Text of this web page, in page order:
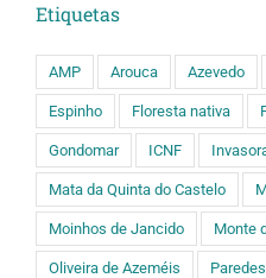
Etiquetas
AMP Arouca Azevedo
Espinho Floresta nativa
Gondomar ICNF
Mata da Quinta do Castelo
Moinhos de Jancido Monte
Oliveira de Azeméis Paredes